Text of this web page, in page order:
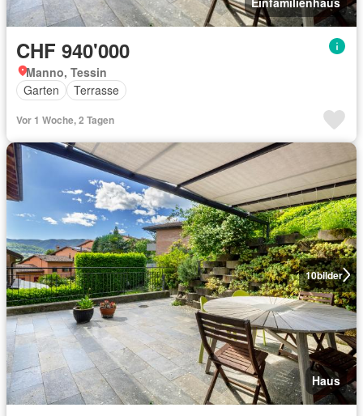
CHF 940'000
Manno, Tessin
Garten
Terrasse
Vor 1 Woche, 2 Tagen
10bilder
Haus